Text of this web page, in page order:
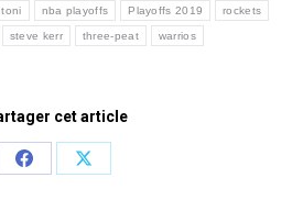
nba playoffs Playoffs 2019 rockets
steve kerr three-peat warrios
cet article
Share
Share